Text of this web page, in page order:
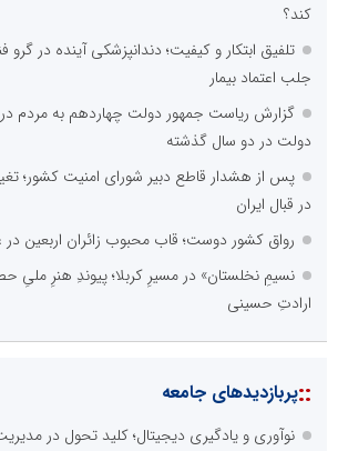
کند؟
تلفیق ابتکار و کیفیت؛ دندانپزشکی آینده در گرو
جلب اعتماد بیمار
گزارش ریاست جمهور دولت چهاردهم به مردم
دولت در دو سال گذشته
پس از هشدار قاطع دبیر شورای امنیت کشور؛
در قبال ایران
رواق کشور دوست؛ قاب محبوب زائران اربعین در
نسیمِ نخلستان» در مسیرِ کربلا؛ پیوندِ هنرِ ملیِ
ارادتِ حسینی
::پربازدیدهای جامعه
نوآوری و یادگیری دیجیتال؛ کلید تحول در